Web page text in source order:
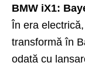
BMW iX1:
În era
transformă în
odată cu